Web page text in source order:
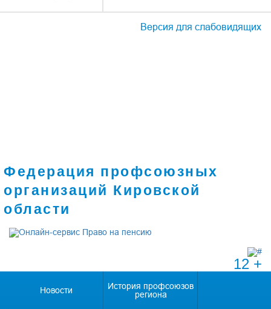
Версия для слабовидящих
Федерация профсоюзных
организаций Кировской
области
12 +
Новости
История профсоюзов
региона